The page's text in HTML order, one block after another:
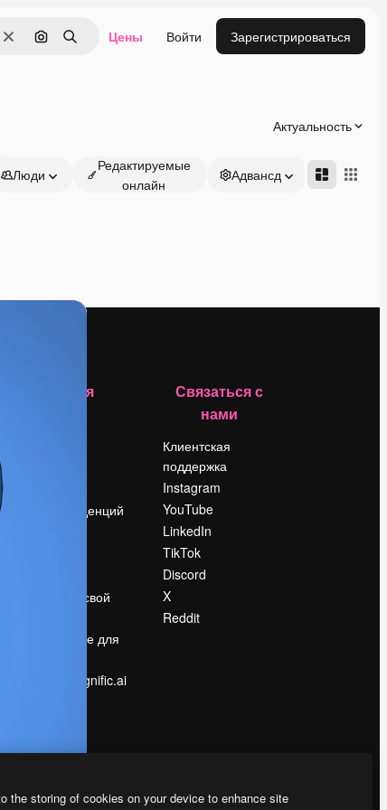
ОчиститьПоиск по изображению
Поиск Цены Войти Зарегистрироваться
Актуальность
Люди
Редактируемые
онлайн
Адвансд
Компания
Поиск тенденций
Продайте свой
Помещение для
Ищете magnific.ai
Связаться с
нами
Клиентская
поддержка
Instagram
YouTube
LinkedIn
TikTok
Discord
X
Reddit
the storing of cookies on your device to enhance site